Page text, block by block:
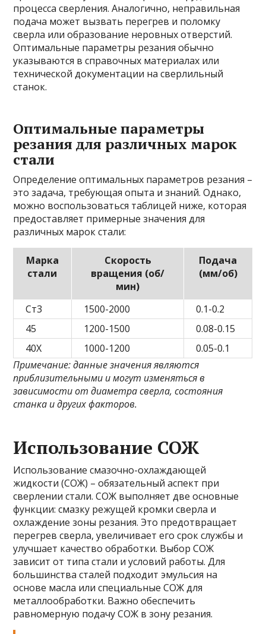
процесса сверления. Аналогично, неправильная
подача может вызвать перегрев и поломку
сверла или образование неровных отверстий.
Оптимальные параметры резания обычно
указываются в справочных материалах или
технической документации на сверлильный
станок.
Оптимальные параметры
резания для различных марок
стали
Определение оптимальных параметров резания –
это задача, требующая опыта и знаний. Однако,
можно воспользоваться таблицей ниже, которая
предоставляет примерные значения для
различных марок стали:
Марка
стали
Скорость
вращения (об/
мин)
Подача
(мм/об)
Ст3 1500-2000
0.1-0.2
45
1200-1500
0.08-0.15
40Х
1000-1200
0.05-0.1
Примечание: данные значения являются
приблизительными и могут изменяться в
зависимости от диаметра сверла, состояния
станка и других факторов.
Использование СОЖ
Использование смазочно-охлаждающей
жидкости (СОЖ) – обязательный аспект при
сверлении стали. СОЖ выполняет две основные
функции: смазку режущей кромки сверла и
охлаждение зоны резания. Это предотвращает
перегрев сверла, увеличивает его срок службы и
улучшает качество обработки. Выбор СОЖ
зависит от типа стали и условий работы. Для
большинства сталей подходит эмульсия на
основе масла или специальные СОЖ для
металлообработки. Важно обеспечить
равномерную подачу СОЖ в зону резания.